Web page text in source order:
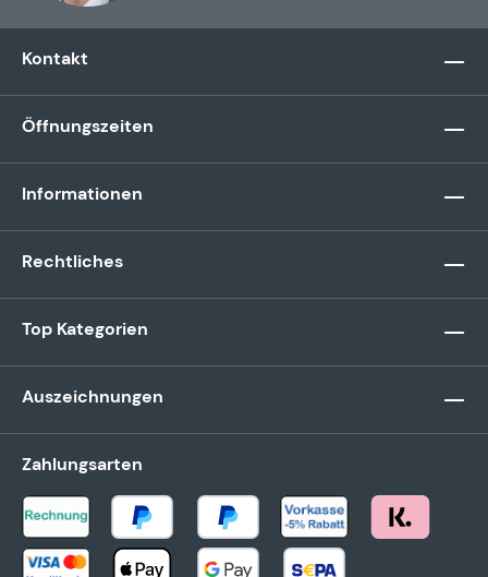
Kontakt
Öffnungszeiten
Informationen
Rechtliches
Top Kategorien
Auszeichnungen
Zahlungsarten